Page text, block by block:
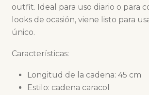
outfit. Ideal para uso diario o para
looks de ocasión, viene listo para
único.
Características:
Longitud de la cadena: 45 cm
Estilo: cadena caracol